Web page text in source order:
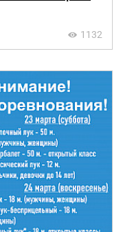
1132